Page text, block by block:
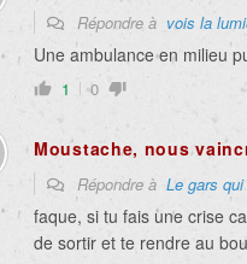
Répondre à vois la
Une ambulance en milieu
1 0
Moustache, nous
Répondre à Le gars
faque, si tu fais une crise
de sortir et te rendre au